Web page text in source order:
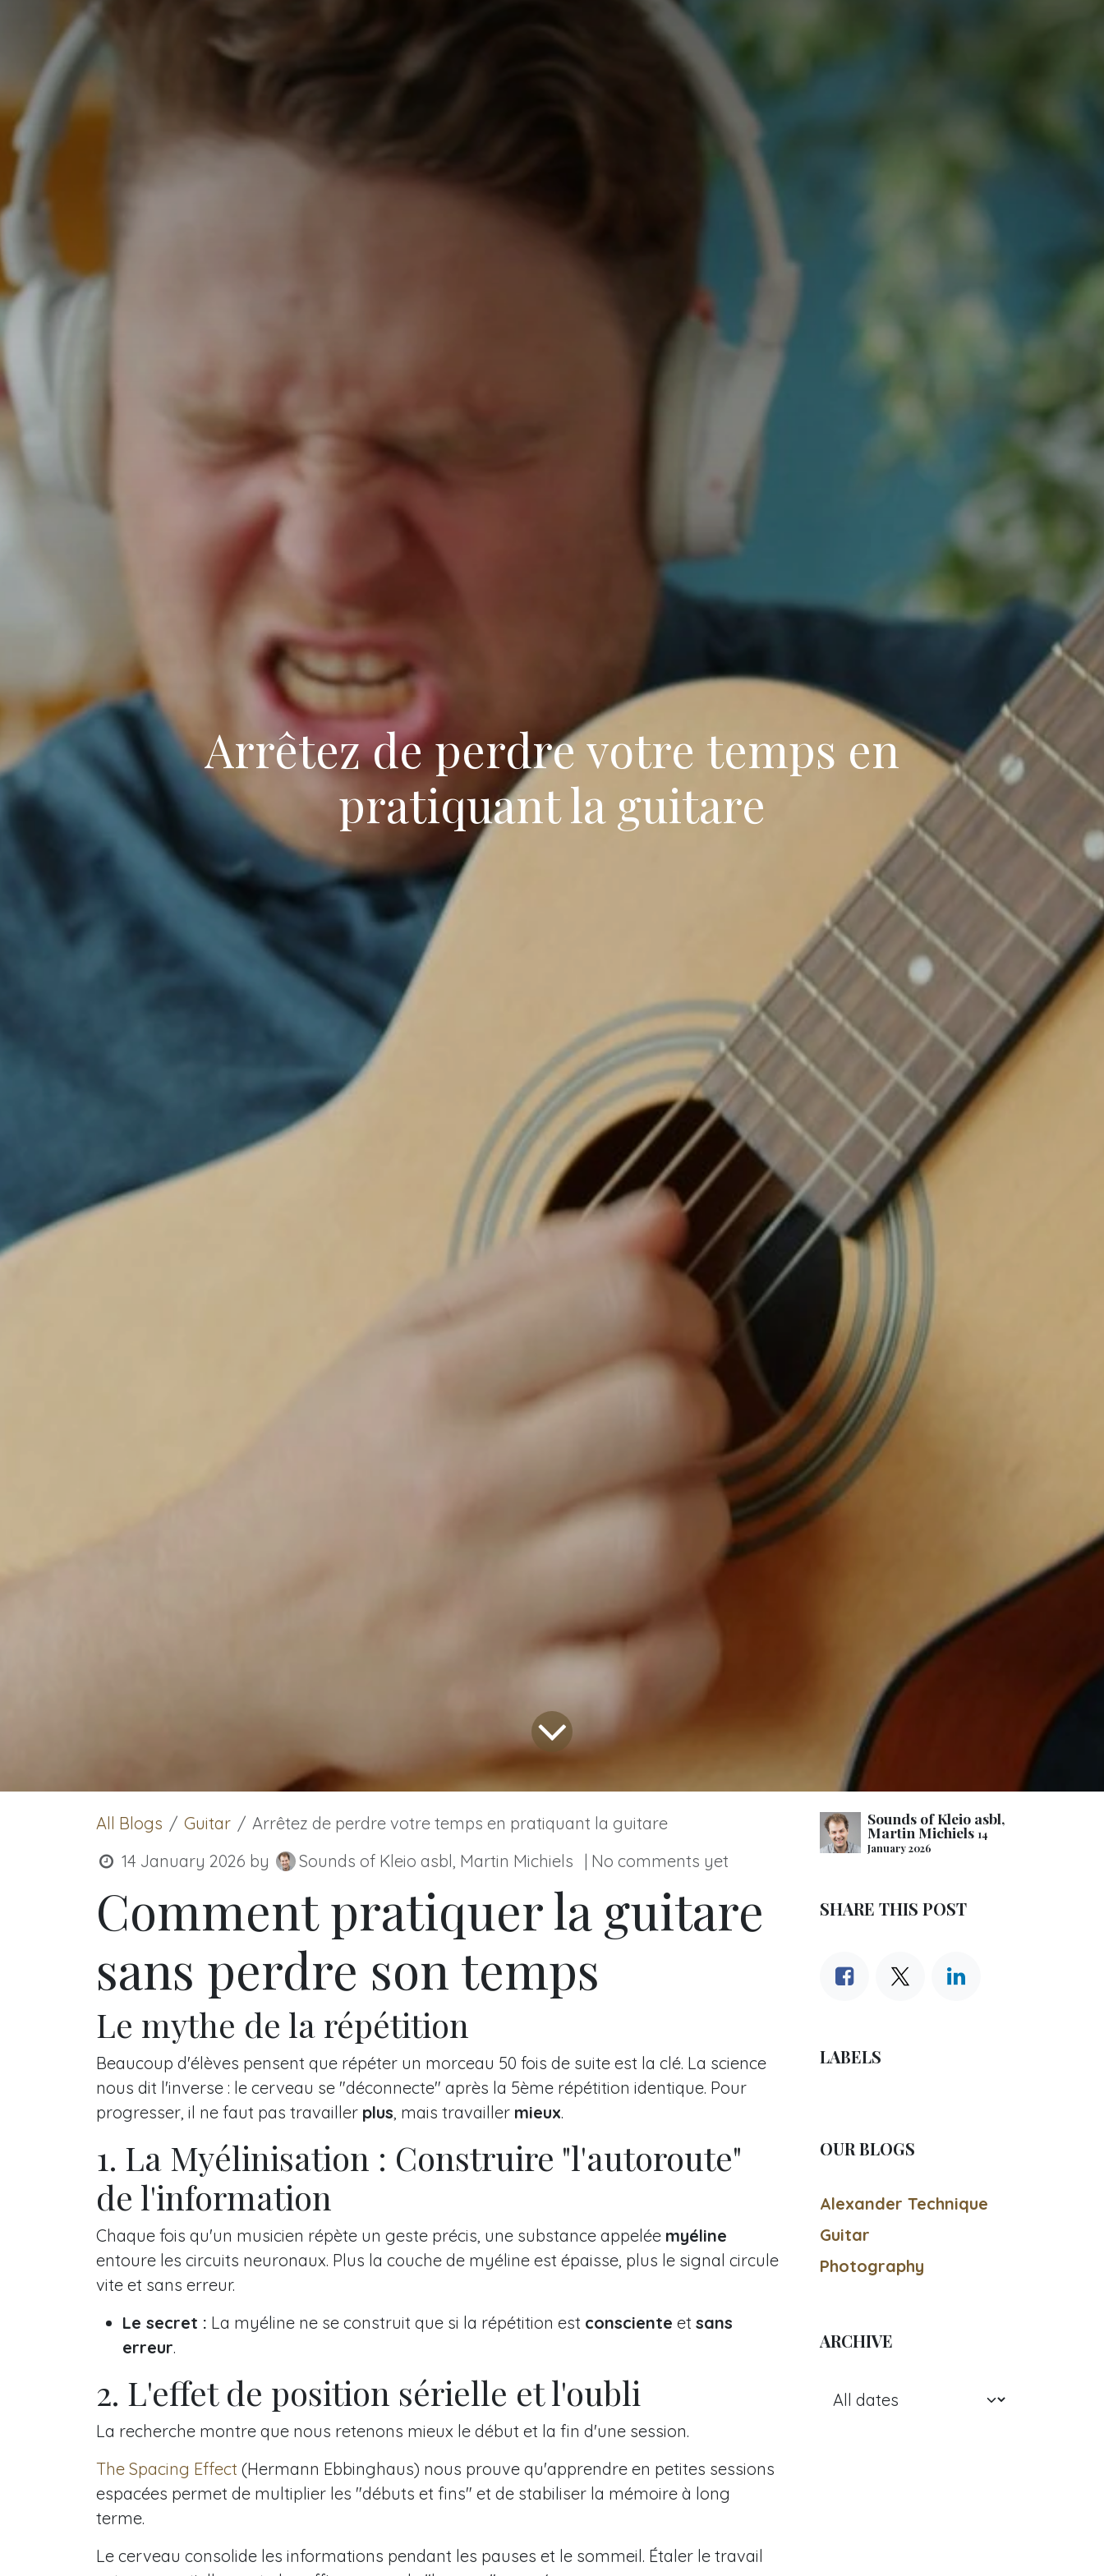
Arrêtez de perdre votre temps en
pratiquant la guitare
All Blogs Guitar
Arrêtez de perdre votre temps en pratiquant la guitare
14 January 2026 by Sounds of Kleio asbl, Martin Michiels | No comments yet
Comment pratiquer la guitare
sans perdre son temps
Le mythe de la répétition
Beaucoup d'élèves pensent que répéter un morceau 50 fois de suite est la clé. La science
nous dit l'inverse : le cerveau se "déconnecte" après la 5ème répétition identique. Pour
progresser, il ne faut pas travailler plus, mais travailler mieux.
1. La Myélinisation : Construire "l'autoroute"
de l'information
Chaque fois qu'un musicien répète un geste précis, une substance appelée myéline
entoure les circuits neuronaux. Plus la couche de myéline est épaisse, plus le signal circule
vite et sans erreur.
Le secret : La myéline ne se construit que si la répétition est consciente et sans
erreur.
2. L'effet de position sérielle et l'oubli
La recherche montre que nous retenons mieux le début et la fin d'une session.
The Spacing Effect (Hermann Ebbinghaus) nous prouve qu'apprendre en petites sessions
espacées permet de multiplier les "débuts et fins" et de stabiliser la mémoire à long
terme.
Le cerveau consolide les informations pendant les pauses et le sommeil. Étaler le travail
Sounds of Kleio asbl,
Martin Michiels 14
January 2026
SHARE THIS POST
LABELS
OUR BLOGS
Alexander Technique
Guitar
Photography
ARCHIVE